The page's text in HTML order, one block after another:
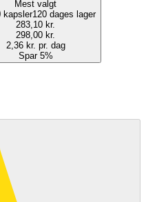
Mest valgt
kapsler120 dages lager
283,10 kr.
298,00 kr.
2,36 kr. pr. dag
Spar 5%